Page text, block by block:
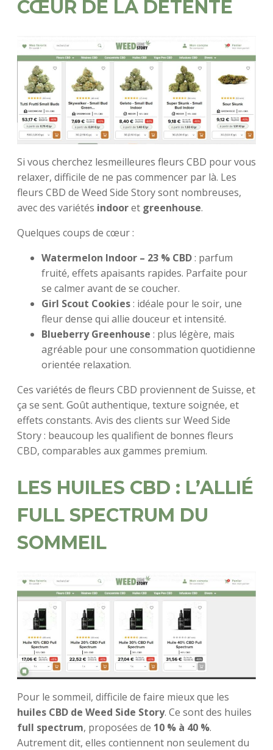
CŒUR DE LA DÉTENTE
Si vous cherchez lesmeilleures fleurs CBD pour vous
relaxer, difficile de ne pas commencer par là. Les
fleurs CBD de Weed Side Story sont nombreuses,
avec des variétés indooret greenhouse.
Quelques coups de cœur :
Watermelon Indoor – 23 % CBD: parfum
fruité, effets apaisants rapides. Parfaite pour
se calmer avant de se coucher.
Girl Scout Cookies: idéale pour le soir, une
fleur dense qui allie douceur et intensité.
Blueberry Greenhouse : plus légère, mais
agréable pour une consommation quotidienne
orientée relaxation.
Ces variétés de fleurs CBD proviennent de Suisse, et
ça se sent. Goût authentique, texture soignée, et
effets constants. Avis des clients sur Weed Side
Story : beaucoup les qualifient de bonnes fleurs
CBD, comparables aux gammes premium.
LES HUILES CBD : L’ALLIÉ
FULL SPECTRUM DU
SOMMEIL
Pour le sommeil, difficile de faire mieux que les
huiles CBD de Weed Side Story. Ce sont des huiles
full spectrum, proposées de 10 % à 40 %.
Autrement dit, elles contiennent non seulement du